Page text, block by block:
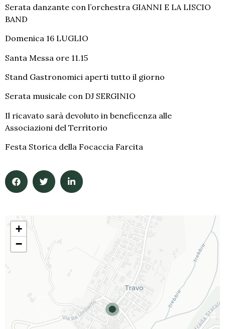
Serata danzante con l’orchestra GIANNI E LA LISCIO
BAND
Domenica 16 LUGLIO
Santa Messa ore 11.15
Stand Gastronomici aperti tutto il giorno
Serata musicale con DJ SERGINIO
Il ricavato sarà devoluto in beneficenza alle
Associazioni del Territorio
Festa Storica della Focaccia Farcita
+
−